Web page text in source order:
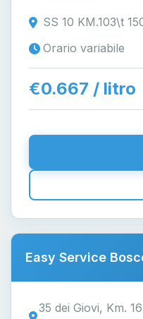
SS 10 KM.103\t
Orario variabile
€0.667 / litro
Easy Service
35 dei Giovi, Km.